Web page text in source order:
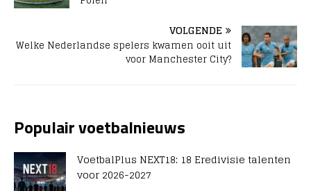
VOLGENDE
Welke Nederlandse spelers kwamen ooit uit
voor Manchester City?
Populair voetbalnieuws
VoetbalPlus NEXT18: 18 Eredivisie talenten
voor 2026-2027